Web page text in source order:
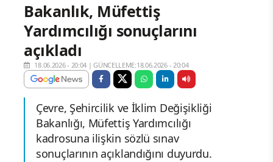
Bakanlık, Müfettiş
Yardımcılığı sonuçlarını
açıkladı
18.06.2026 - 20:04 |GÜNCELLEME:18.06.2026 - 20:04
Çevre, Şehircilik ve İklim Değişikliği
Bakanlığı, Müfettiş Yardımcılığı
kadrosuna ilişkin sözlü sınav
sonuçlarının açıklandığını duyurdu.